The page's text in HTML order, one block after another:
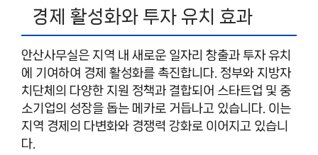
경제 활성화와 투자 유치 효과
안산사무실은 지역 내 새로운 일자리 창출과 투자 유치
에 기여하여 경제 활성화를 촉진합니다. 정부와 지방자
치단체의 다양한 지원 정책과 결합되어 스타트업 및 중
소기업의 성장을 돕는 메카로 거듭나고 있습니다. 이는
지역 경제의 다변화와 경쟁력 강화로 이어지고 있습니
다.